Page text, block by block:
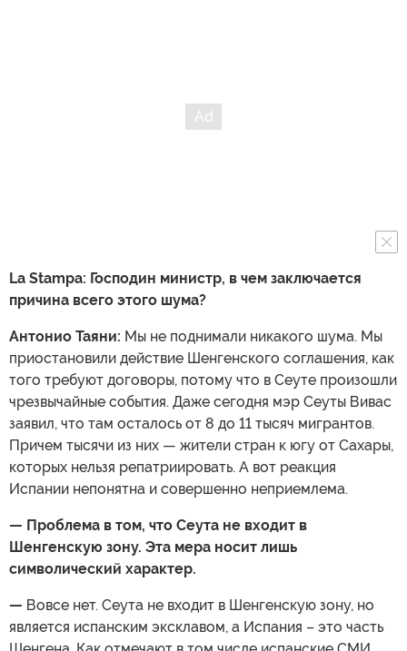
La Stampa: Господин министр, в чем заключается
причина всего этого шума?
Антонио Таяни: Мы не поднимали никакого шума. Мы
приостановили действие Шенгенского соглашения, как
того требуют договоры, потому что в Сеуте произошли
чрезвычайные события. Даже сегодня мэр Сеуты Вивас
заявил, что там осталось от 8 до 11 тысяч мигрантов.
Причем тысячи из них — жители стран к югу от Сахары,
которых нельзя репатриировать. А вот реакция
Испании непонятна и совершенно неприемлема.
— Проблема в том, что Сеута не входит в
Шенгенскую зону. Эта мера носит лишь
символический характер.
— Вовсе нет. Сеута не входит в Шенгенскую зону, но
является испанским эксклавом, а Испания – это часть